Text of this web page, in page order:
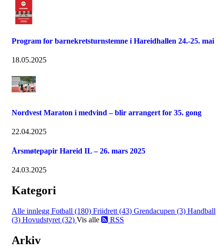
Program for barnekretsturnstemne i Hareidhallen 24.-25. mai
18.05.2025
Nordvest Maraton i medvind – blir arrangert for 35. gong
22.04.2025
Årsmøtepapir Hareid IL – 26. mars 2025
24.03.2025
Kategori
Alle innlegg Fotball (180) Friidrett (43) Grendacupen (3) Handball
(3) Hovudstyret (32) Vis alle RSS
Arkiv